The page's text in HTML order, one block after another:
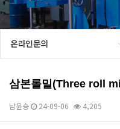
온라인문의
삼본롤밀(Three roll
남윤승 24-09-06 4,205